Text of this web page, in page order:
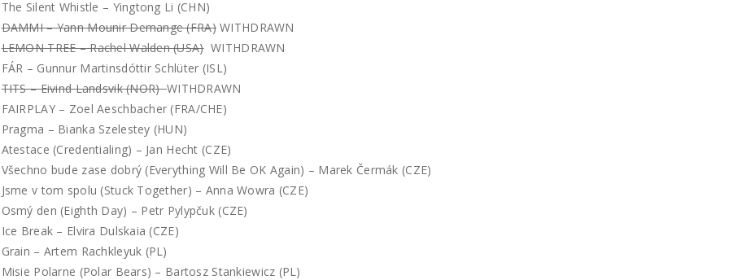
The Silent Whistle – Yingtong Li (CHN)
DAMMI – Yann Mounir Demange (FRA) WITHDRAWN
LEMON TREE – Rachel Walden (USA) WITHDRAWN
FÁR – Gunnur Martinsdóttir Schlüter (ISL)
TITS – Eivind Landsvik (NOR)WITHDRAWN
FAIRPLAY – Zoel Aeschbacher (FRA/CHE)
Pragma – Bianka Szelestey (HUN)
Atestace (Credentialing) – Jan Hecht (CZE)
Všechno bude zase dobrý (Everything Will Be OK Again) – Marek Čermák (CZE)
Jsme v tom spolu (Stuck Together) – Anna Wowra (CZE)
Osmý den (Eighth Day) – Petr Pylypčuk (CZE)
Ice Break – Elvira Dulskaia (CZE)
Grain – Artem Rachkleyuk (PL)
Misie Polarne (Polar Bears) – Bartosz Stankiewicz (PL)